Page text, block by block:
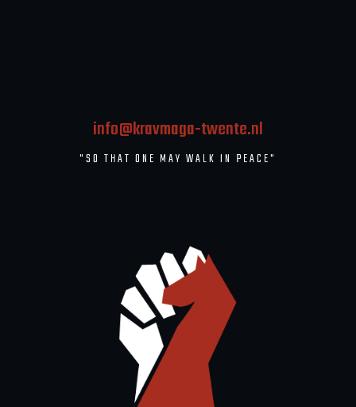
info@kravmaga-twente.nl
"SO THAT ONE MAY WALK IN PEACE"